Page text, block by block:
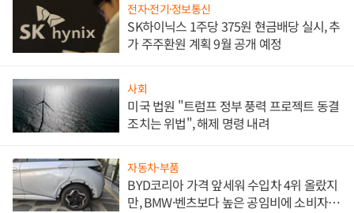
전자·전기·정보통신
SK하이닉스 1주당 375원 현금배당 실시, 추
가 주주환원 계획 9월 공개 예정
사회
미국 법원 "트럼프 정부 풍력 프로젝트 동결
조치는 위법", 해제 명령 내려
자동차·부품
BYD코리아 가격 앞세워 수입차 4위 올랐지
만, BMW·벤츠보다 높은 공임비에 소비자